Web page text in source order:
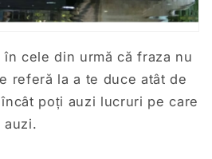
în cele din urmă că fraza nu
referă la a te duce atât de
poți auzi lucruri pe care
auzi.